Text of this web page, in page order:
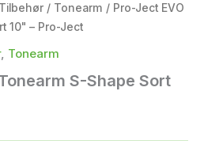
/ Tonearm / Pro-Ject EVO
10" – Pro-Ject
, Tonearm
S-Shape Sort